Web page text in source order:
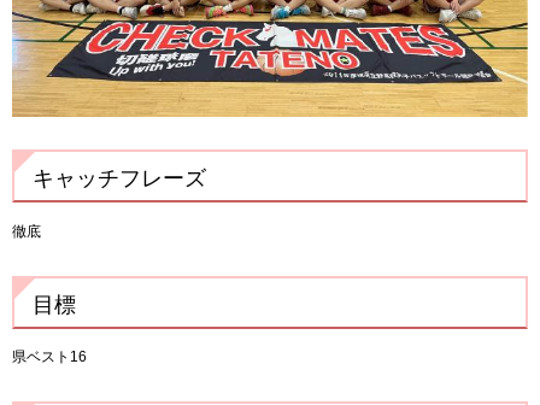
キャッチフレーズ
徹底
目標
県ベスト16